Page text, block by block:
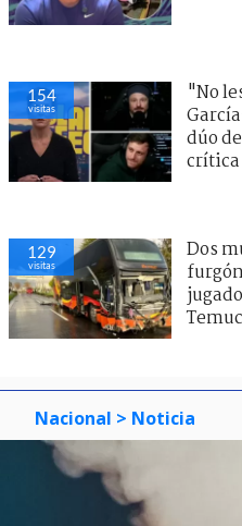
154
visitas
"No
dúo
crítica
129
visitas
Dos
Nacional > Noticia